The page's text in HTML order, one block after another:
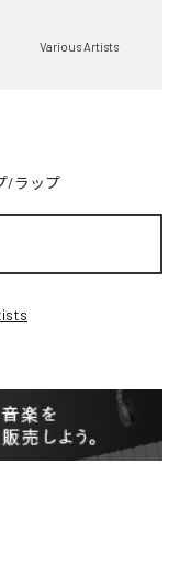
Various Artists
/ラップ